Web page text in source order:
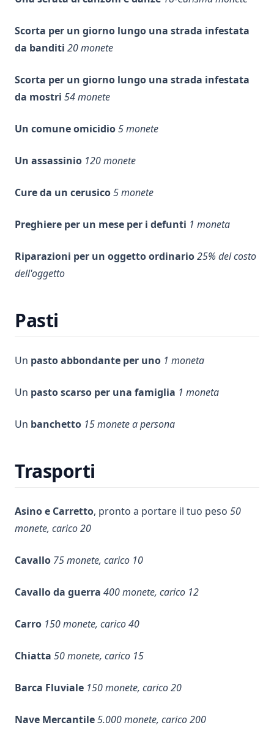
Scorta per un giorno lungo una strada infestata
da banditi 20 monete
Scorta per un giorno lungo una strada infestata
da mostri 54 monete
Un comune omicidio5 monete
Un assassinio 120 monete
Cure da un cerusico5 monete
Preghiere per un mese per i defunti 1 moneta
Riparazioni per un oggetto ordinario25% del costo
dell'oggetto
Pasti
Un pasto abbondante per uno 1 moneta
Un pasto scarso per una famiglia 1 moneta
Un banchetto 15 monete a persona
Trasporti
Asino e Carretto, pronto a portare il tuo peso 50
monete, carico 20
Cavallo 75 monete, carico 10
Cavallo da guerra 400 monete, carico 12
Carro 150 monete, carico 40
Chiatta 50 monete, carico 15
Barca Fluviale 150 monete, carico 20
Nave Mercantile5.000 monete, carico 200